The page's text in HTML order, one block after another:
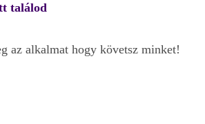
találod
az alkalmat hogy követsz minket!